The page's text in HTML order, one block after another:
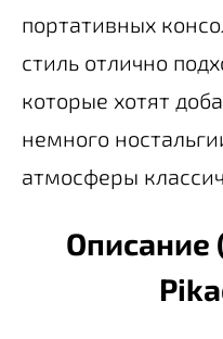
портативных
стиль отлично
которые хотят
немного
атмосферы
Описание